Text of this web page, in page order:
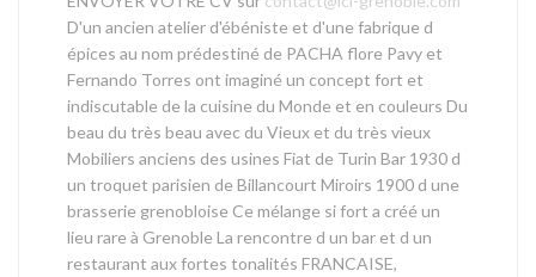
D'un ancien atelier d'ébéniste et d'une fabrique d
épices au nom prédestiné de PACHA flore Pavy et
Fernando Torres ont imaginé un concept fort et
indiscutable de la cuisine du Monde et en couleurs Du
beau du très beau avec du Vieux et du très vieux
Mobiliers anciens des usines Fiat de Turin Bar 1930 d
un troquet parisien de Billancourt Miroirs 1900 d une
brasserie grenobloise Ce mélange si fort a créé un
lieu rare à Grenoble La rencontre d un bar et d un
restaurant aux fortes tonalités FRANCAISE,